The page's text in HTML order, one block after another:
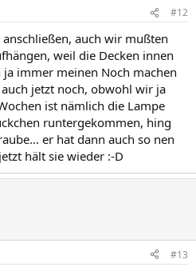
#12
auch wir mußten
weil die Decken innen
immer meinen Noch machen
jetzt noch, obwohl wir ja
ist nämlich die Lampe
runtergekommen, hing
er hat dann auch so nen
hält sie wieder :-D
#13